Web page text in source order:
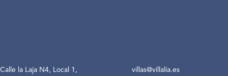
Calle la Laja N4, Local 1,
villas@villalia.es